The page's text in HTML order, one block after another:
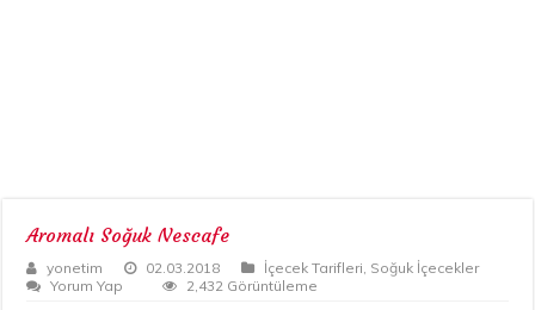
Aromalı Soğuk Nescafe
yonetim 02.03.2018 İçecek Tarifleri, Soğuk İçecekler
Yorum Yap
2,432 Görüntüleme